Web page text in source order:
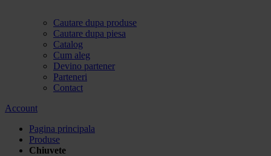
Cautare dupa produse
Cautare dupa piesa
Catalog
Cum aleg
Devino partener
Parteneri
Contact
Account
Pagina principala
Produse
Chiuvete